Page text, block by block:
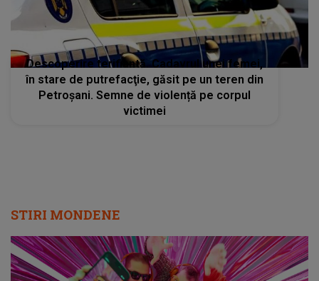
Descoperire terifiantă. Cadavrul unei femei,
în stare de putrefacţie, găsit pe un teren din
Petroşani. Semne de violență pe corpul
victimei
STIRI MONDENE